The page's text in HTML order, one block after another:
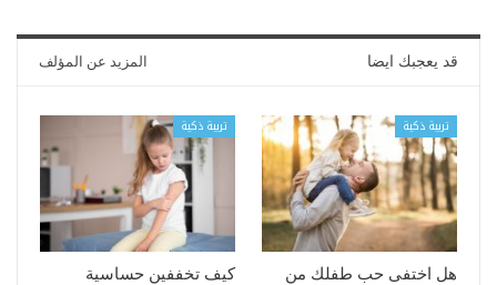
قد يعجبك ايضا المزيد عن المؤلف
تربية ذكية
هل اختفى حب طفلك من
تربية ذكية
كيف تخففين حساسية